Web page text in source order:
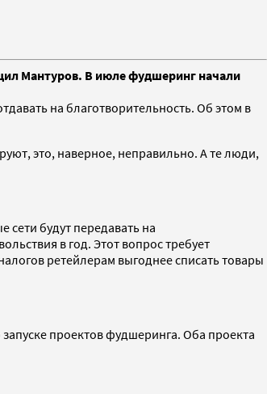
Мантуров. В июле фудшеринг начали
на благотворительность. Об этом в
это, наверное, неправильно. А те люди,
будут передавать на
в год. Этот вопрос требует
ретейлерам выгоднее списать товары
запуске проектов фудшеринга. Оба проекта